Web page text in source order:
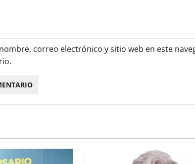
correo electrónico y sitio web en este